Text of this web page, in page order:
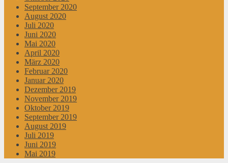
September 2020
August 2020
Juli 2020
Juni 2020
Mai 2020
April 2020
März 2020
Februar 2020
Januar 2020
Dezember 2019
November 2019
Oktober 2019
September 2019
August 2019
Juli 2019
Juni 2019
Mai 2019